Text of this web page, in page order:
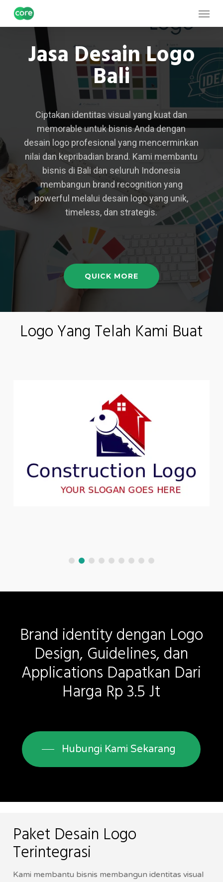
Skip
Menu
Jasa Desain Logo
Bali
Ciptakan identitas visual yang kuat dan
memorable untuk bisnis Anda dengan
desain logo profesional yang mencerminkan
nilai dan kepribadian brand. Kami membantu
bisnis di Bali dan seluruh Indonesia
membangun brand recognition yang
powerful melalui desain logo yang unik,
timeless, dan strategis.
QUICK MORE
Logo Yang Telah Kami Buat
Brand identitydengan Logo
Design, Guidelines,dan
Applications Dapatkan Dari
Harga Rp3.5 Jt
Hubungi Kami Sekarang
Paket Desain Logo
Terintegrasi
Kami membantu bisnis membangun identitas visual